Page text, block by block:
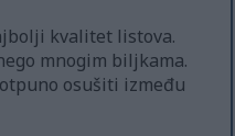
kvalitet listova.
mnogim biljkama.
osušiti između